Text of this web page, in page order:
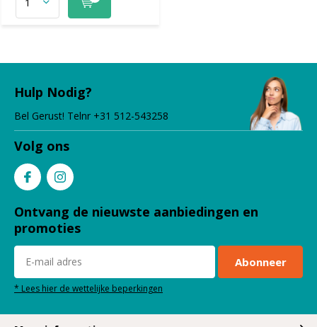
Hulp Nodig?
Bel Gerust! Telnr +31 512-543258
Volg ons
Ontvang de nieuwste aanbiedingen en
promoties
Abonneer
* Lees hier de wettelijke beperkingen